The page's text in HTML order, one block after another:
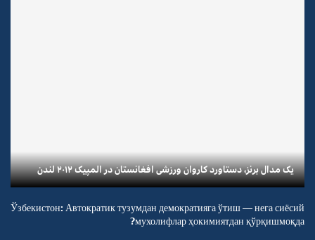
یک مدال برنز، دستاورد کاروان ورزشی افغانستان در المپیک ۲۰۱۲ لندن
Ўзбекистон: Автократик тузумдан демократияга ўтиш — нега сиёсий
мухолифлар ҳокимиятдан қўрқишмоқда?